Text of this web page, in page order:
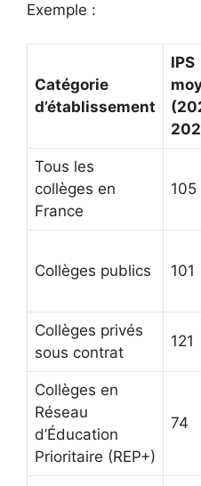
Exemple :
Catégorie
d’établissement
IPS
Tous les
collèges en
France
105
Collèges publics 101
Collèges privés
sous contrat
121
Collèges en
Réseau
d’Éducation
Prioritaire (REP+)
74